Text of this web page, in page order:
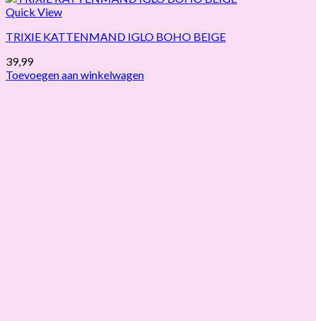
Quick View
TRIXIE KATTENMAND IGLO BOHO BEIGE
39,99
Toevoegen aan winkelwagen